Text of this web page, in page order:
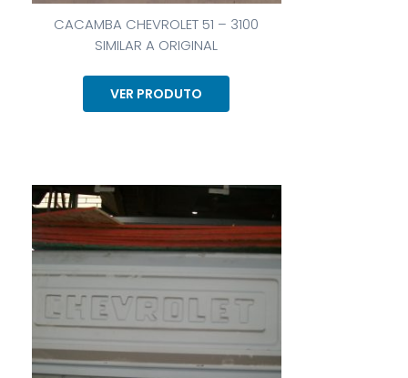
CACAMBA CHEVROLET 51 – 3100
SIMILAR A ORIGINAL
VER PRODUTO